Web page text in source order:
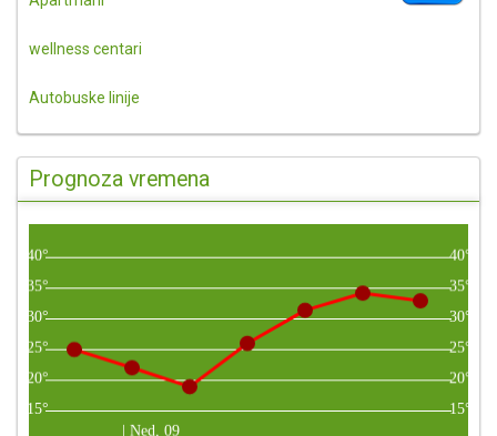
wellness centari
Autobuske linije
Prognoza vremena